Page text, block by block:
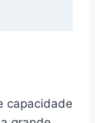
capacidade